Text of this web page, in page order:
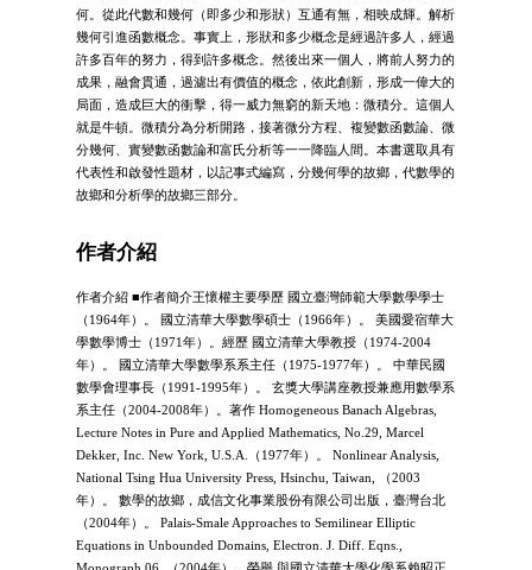
何。從此代數和幾何（即多少和形狀）互通有無，相映成輝。解析
幾何引進函數概念。事實上，形狀和多少概念是經過許多人，經過
許多百年的努力，得到許多概念。然後出來一個人，將前人努力的
成果，融會貫通，過濾出有價值的概念，依此創新，形成一偉大的
局面，造成巨大的衝擊，得一威力無窮的新天地：微積分。這個人
就是牛頓。微積分為分析開路，接著微分方程、複變數函數論、微
分幾何、實變數函數論和富氏分析等一一降臨人間。本書選取具有
代表性和啟發性題材，以記事式編寫，分幾何學的故鄉，代數學的
故鄉和分析學的故鄉三部分。
作者介紹
作者介紹 ■作者簡介王懷權主要學歷 國立臺灣師範大學數學學士
（1964年）。 國立清華大學數學碩士（1966年）。 美國愛宿華大
學數學博士（1971年）。經歷 國立清華大學教授（1974-2004
年）。 國立清華大學數學系系主任（1975-1977年）。 中華民國
數學會理事長（1991-1995年）。 玄獎大學講座教授兼應用數學系
系主任（2004-2008年）。著作 Homogeneous Banach Algebras,
Lecture Notes in Pure and Applied Mathematics, No.29, Marcel
Dekker, Inc. New York, U.S.A.（1977年）。 Nonlinear Analysis,
National Tsing Hua University Press, Hsinchu, Taiwan, （2003
年）。 數學的故鄉，成信文化事業股份有限公司出版，臺灣台北
（2004年）。 Palais-Smale Approaches to Semilinear Elliptic
Equations in Unbounded Domains, Electron. J. Diff. Eqns.,